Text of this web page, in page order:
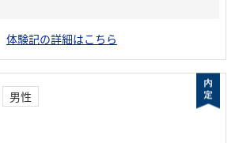
体験記の詳細はこちら
男性